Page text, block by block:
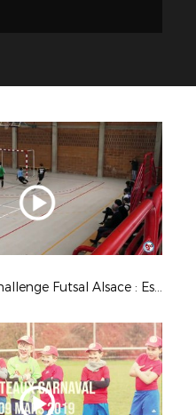
Demi-finale Challenge Futsal Alsace : Espérance Futsal Rouffach – AJF Hautepierre : 6-6 (4tab3)